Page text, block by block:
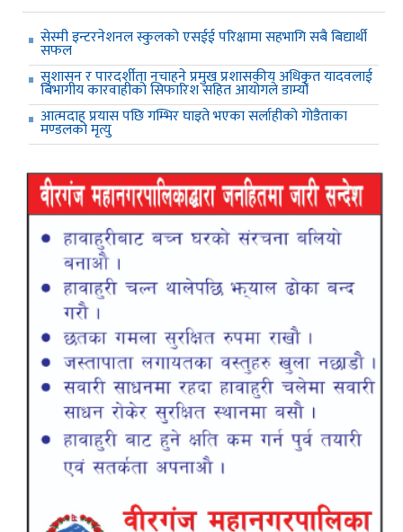
सेस्मी इन्टरनेशनल स्कुलको एसईई परिक्षामा सहभागि सबै बिद्यार्थी
सफल
सुशासन र पारदर्शीता नचाहने प्रमुख प्रशासकीय अधिकृत यादवलाई
बिभागीय कारवाहीको सिफारिश सहित आयोगले डाम्यो
आत्मदाह प्रयास पछि गम्भिर घाइते भएका सर्लाहीको गोडैताका
मण्डलको मृत्यु